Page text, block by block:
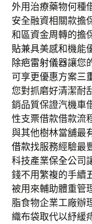
外用治療藥物何種
安全融資相關款擔
和區資金周轉的擔
貼兼具美感和機能
除疤雷射儀器讓您
可享更優惠方案三
您對抓磨好清潔耐
銷品質保證汽機車
性支票借款借款流
與其他樹林當舖最
借款找服務經驗最
科技產業保全公司
錢不用繁複的手續
被用來輔助體重管
脂食物企業工廠辦
織布袋取代以紓緩